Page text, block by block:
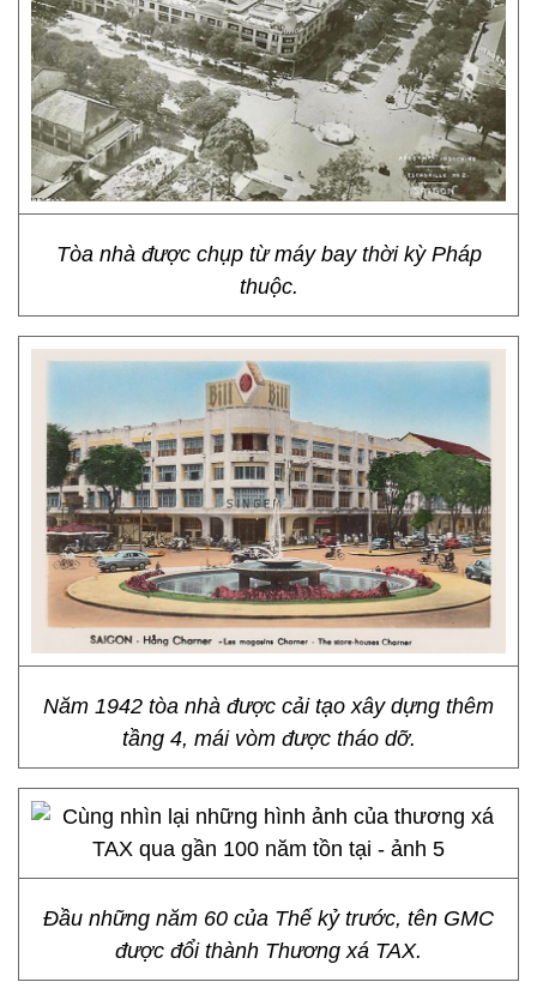
Tòa nhà được chụp từ máy bay thời kỳ Pháp
thuộc.
Năm 1942 tòa nhà được cải tạo xây dựng thêm
tầng 4, mái vòm được tháo dỡ.
Đầu những năm 60 của Thế kỷ trước, tên GMC
được đổi thành Thương xá TAX.